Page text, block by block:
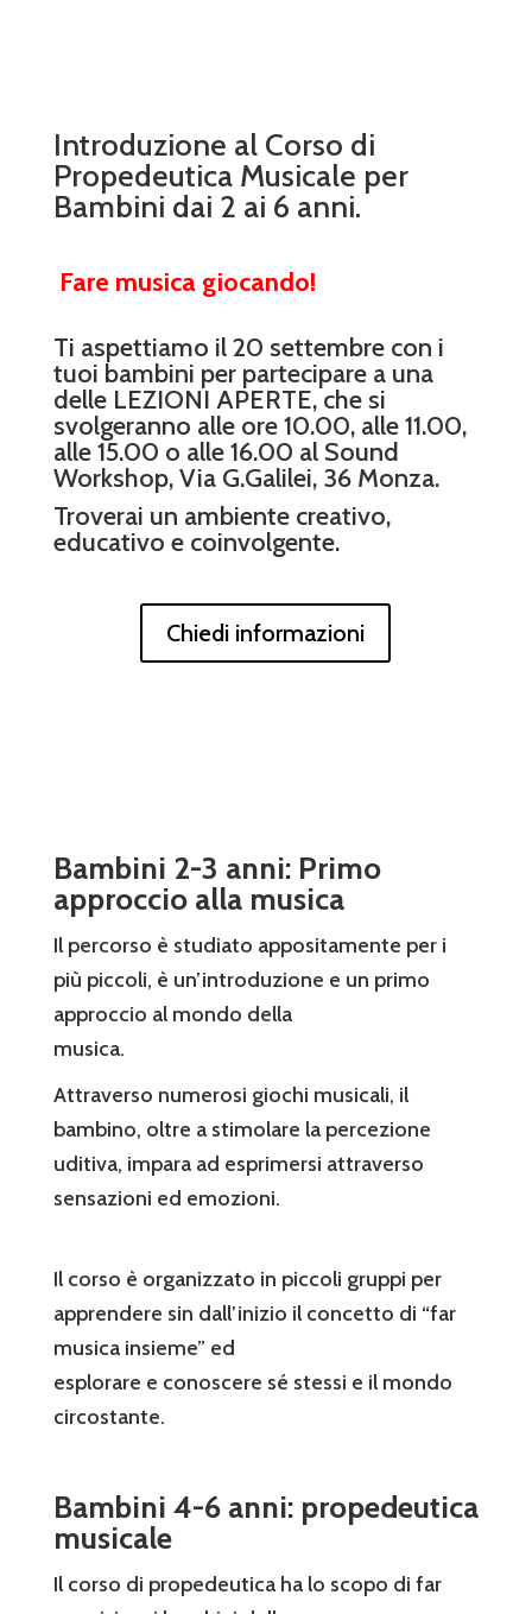
Introduzione al Corso di
Propedeutica Musicale per
Bambini dai 2 ai 6 anni.
Fare musica giocando!
Ti aspettiamo il 20 settembre con i
tuoi bambini per partecipare a una
delle LEZIONI APERTE, che si
svolgeranno alle ore 10.00, alle 11.00,
alle 15.00 o alle 16.00 al Sound
Workshop, Via G.Galilei, 36 Monza.
Troverai un ambiente creativo,
educativo e coinvolgente.
Chiedi informazioni
Bambini 2-3 anni: Primo
approccio alla musica
Il percorso è studiato appositamente per i
più piccoli, è un’introduzione e un primo
approccio al mondo della
musica.
Attraverso numerosi giochi musicali, il
bambino, oltre a stimolare la percezione
uditiva, impara ad esprimersi attraverso
sensazioni ed emozioni.
Il corso è organizzato in piccoli gruppi per
apprendere sin dall’inizio il concetto di “far
musica insieme” ed
esplorare e conoscere sé stessi e il mondo
circostante.
Bambini 4-6 anni: propedeutica
musicale
Il corso di propedeutica ha lo scopo di far